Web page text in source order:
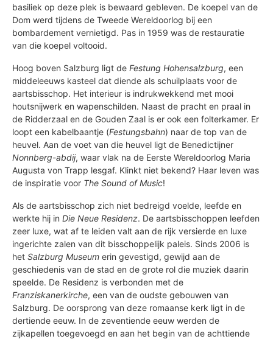
basiliek op deze plek is bewaard gebleven. De koepel van de
Dom werd tijdens de Tweede Wereldoorlog bij een
bombardement vernietigd. Pas in 1959 was de restauratie
van die koepel voltooid.
Hoog boven Salzburg ligt de Festung Hohensalzburg, een
middeleeuws kasteel dat diende als schuilplaats voor de
aartsbisschop. Het interieur is indrukwekkend met mooi
houtsnijwerk en wapenschilden. Naast de pracht en praal in
de Ridderzaal en de Gouden Zaal is er ook een folterkamer. Er
loopt een kabelbaantje (Festungsbahn) naar de top van de
heuvel. Aan de voet van die heuvel ligt de Benedictijner
Nonnberg-abdij, waar vlak na de Eerste Wereldoorlog Maria
Augusta von Trapp lesgaf. Klinkt niet bekend? Haar leven was
de inspiratie voor The Sound of Music!
Als de aartsbisschop zich niet bedreigd voelde, leefde en
werkte hij in Die Neue Residenz. De aartsbisschoppen leefden
zeer luxe, wat af te leiden valt aan de rijk versierde en luxe
ingerichte zalen van dit bisschoppelijk paleis. Sinds 2006 is
het Salzburg Museum erin gevestigd, gewijd aan de
geschiedenis van de stad en de grote rol die muziek daarin
speelde. De Residenz is verbonden met de
Franziskanerkirche, een van de oudste gebouwen van
Salzburg. De oorsprong van deze romaanse kerk ligt in de
dertiende eeuw. In de zeventiende eeuw werden de
zijkapellen toegevoegd en aan het begin van de achttiende